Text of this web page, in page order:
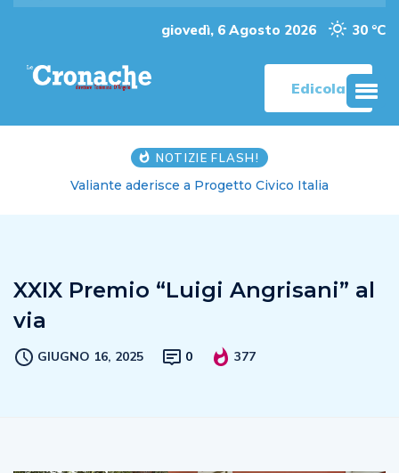
giovedì, 6 Agosto 2026 30 °C
Edicola
NOTIZIE FLASH!
Valiante aderisce a Progetto Civico Italia
XXIX Premio “Luigi Angrisani” al
via
GIUGNO 16, 2025 0 377